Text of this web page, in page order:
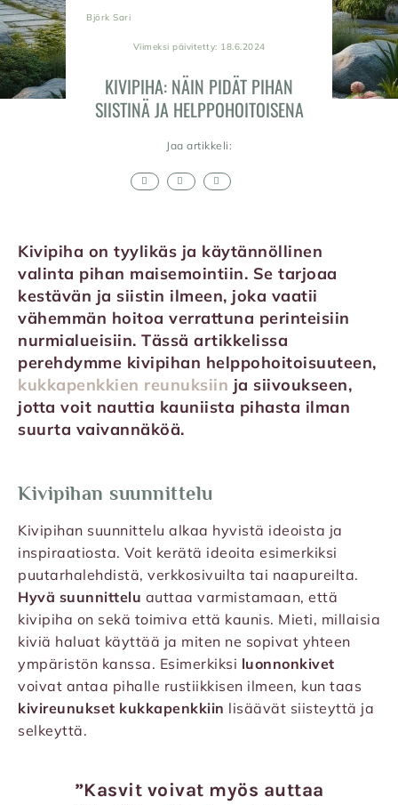
Björk Sari
Viimeksi päivitetty: 18.6.2024
KIVIPIHA: NÄIN PIDÄT PIHAN
SIISTINÄ JA HELPPOHOITOISENA
Jaa artikkeli:
Kivipiha on tyylikäs ja käytännöllinen
valinta pihan maisemointiin. Se tarjoaa
kestävän ja siistin ilmeen, joka vaatii
vähemmän hoitoa verrattuna perinteisiin
nurmialueisiin. Tässä artikkelissa
perehdymme kivipihan helppohoitoisuuteen,
kukkapenkkien reunuksiin ja siivoukseen,
jotta voit nauttia kauniista pihasta ilman
suurta vaivannäköä.
Kivipihan suunnittelu
Kivipihan suunnittelu alkaa hyvistä ideoista ja
inspiraatiosta. Voit kerätä ideoita esimerkiksi
puutarhalehdistä, verkkosivuilta tai naapureilta.
Hyvä suunnittelu auttaa varmistamaan, että
kivipiha on sekä toimiva että kaunis. Mieti, millaisia
kiviä haluat käyttää ja miten ne sopivat yhteen
ympäristön kanssa. Esimerkiksi luonnonkivet
voivat antaa pihalle rustiikkisen ilmeen, kun taas
kivireunukset kukkapenkkiin lisäävät siisteyttä ja
selkeyttä.
”Kasvit voivat myös auttaa